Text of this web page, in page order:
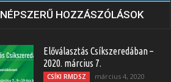
NÉPSZERŰ HOZZÁSZÓLÁSOK
Előválasztás Csíkszeredában –
2020. március 7.
CSÍKI RMDSZ március 4, 2020